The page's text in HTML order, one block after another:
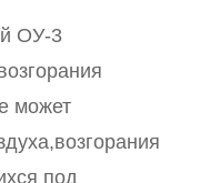
ОУ-3
может
под